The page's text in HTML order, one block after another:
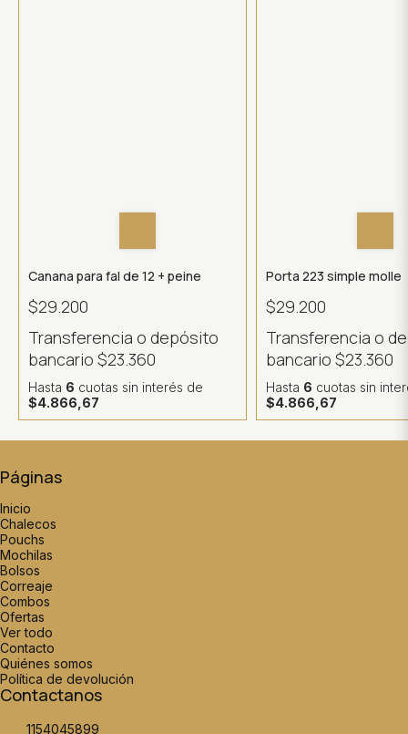
Canana para fal de 12 + peine
$29.200
Transferencia o depósito
bancario $23.360
Hasta 6 cuotas sin interés de
$4.866,67
Porta 223 simple molle
$29.200
Transferencia o
bancario$23.360
Hasta 6 cuotas sin
$4.866,67
Páginas
Inicio
Chalecos
Pouchs
Mochilas
Bolsos
Correaje
Combos
Ofertas
Ver todo
Contacto
Quiénes somos
Política de devolución
Contactanos
1154045899